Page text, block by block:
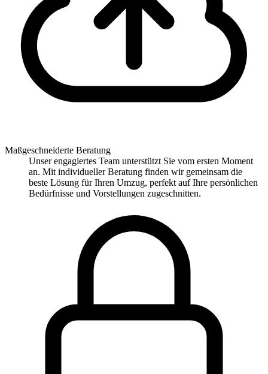
Maßgeschneiderte Beratung
Unser engagiertes Team unterstützt Sie vom ersten Moment
an. Mit individueller Beratung finden wir gemeinsam die
beste Lösung für Ihren Umzug, perfekt auf Ihre persönlichen
Bedürfnisse und Vorstellungen zugeschnitten.